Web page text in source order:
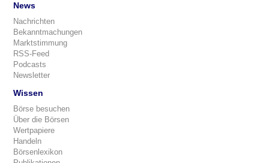
News
Nachrichten
Bekanntmachungen
Marktstimmung
RSS-Feed
Podcasts
Newsletter
Wissen
Börse besuchen
Über die Börsen
Wertpapiere
Handeln
Börsenlexikon